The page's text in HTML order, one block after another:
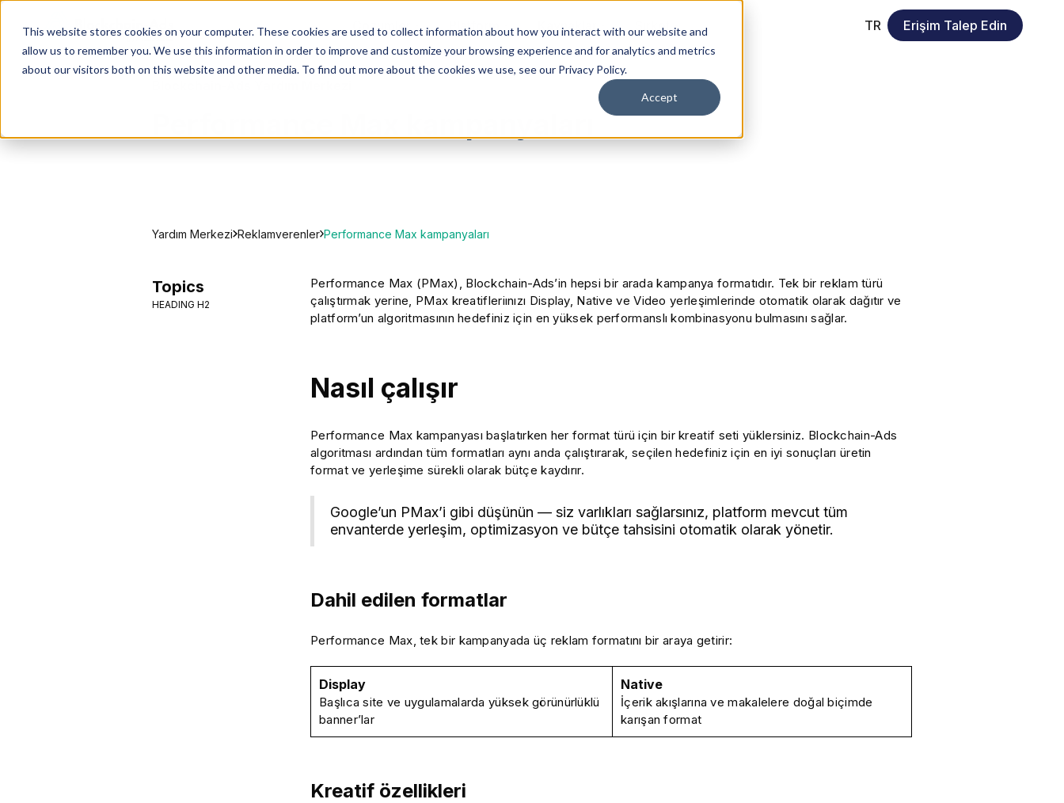
This website stores cookies on your computer. These cookies are used to collect information about how you interact with our website and
allow us to remember you. We use this information in order to improve and customize your browsing experience and for analytics and metrics
about our visitors both on this website and other media. To find out more about the cookies we use, see our Privacy Policy.
Accept
Çözümler Platform Kaynaklar Şirket TR Erişim Talep Edin
Yardım Merkezi Reklamverenler Performance Max kampanyaları
Topics
HEADING H2
Performance Max (PMax), Blockchain-Ads’in hepsi bir arada kampanya formatıdır. Tek bir reklam türü
çalıştırmak yerine, PMax kreatifleriınızı Display, Native ve Video yerleşimlerinde otomatik olarak dağıtır ve
platform’un algoritmasının hedefiniz için en yüksek performanslı kombinasyonu bulmasını sağlar.
Nasıl çalışır
Performance Max kampanyası başlatırken her format türü için bir kreatif seti yüklersiniz. Blockchain-Ads
algoritması ardından tüm formatları aynı anda çalıştırarak, seçilen hedefiniz için en iyi sonuçları üretin
format ve yerleşime sürekli olarak bütçe kaydırır.
Google’un PMax’i gibi düşünün — siz varlıkları sağlarsınız, platform mevcut tüm
envanterde yerleşim, optimizasyon ve bütçe tahsisini otomatik olarak yönetir.
Dahil edilen formatlar
Performance Max, tek bir kampanyada üç reklam formatını bir araya getirir:
Display
Başlıca site ve uygulamalarda yüksek görünürlüklü
banner’lar
Native
İçerik akışlarına ve makalelere doğal biçimde
karışan format
Kreatif özellikleri